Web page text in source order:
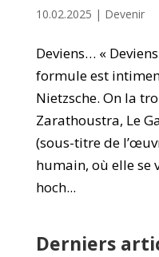
10.02.2025 | Devenir
Deviens… «
formule est
Nietzsche. On la
Zarathoustra, Le
(sous-titre de
humain, où elle se
hoch...
Derniers